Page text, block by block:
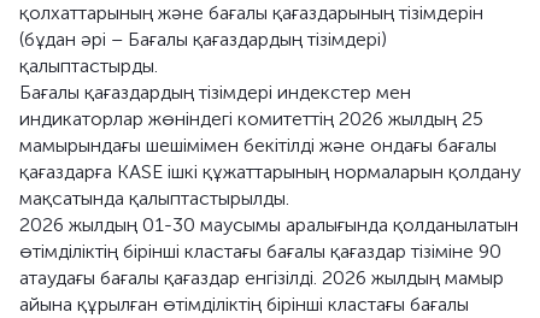
қолхаттарының және бағалы қағаздарының тізімдерін
(бұдан әрі – Бағалы қағаздардың тізімдері)
қалыптастырды.
Бағалы қағаздардың тізімдері индекстер мен
индикаторлар жөніндегі комитеттің 2026 жылдың 25
мамырындағы шешімімен бекітілді және ондағы бағалы
қағаздарға KASE ішкі құжаттарының нормаларын қолдану
мақсатында қалыптастырылды.
2026 жылдың 01-30 маусымы аралығында қолданылатын
өтімділіктің бірінші кластағы бағалы қағаздар тізіміне 90
атаудағы бағалы қағаздар енгізілді. 2026 жылдың мамыр
айына құрылған өтімділіктің бірінші кластағы бағалы